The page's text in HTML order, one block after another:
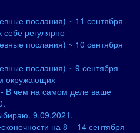
послания) ~ 11 сентября
себе регулярно
послания) ~ 10 сентября
послания) ~ 9 сентября
окружающих
- В чем на самом деле ваше
9.09.2021.
на 8 – 14 сентября